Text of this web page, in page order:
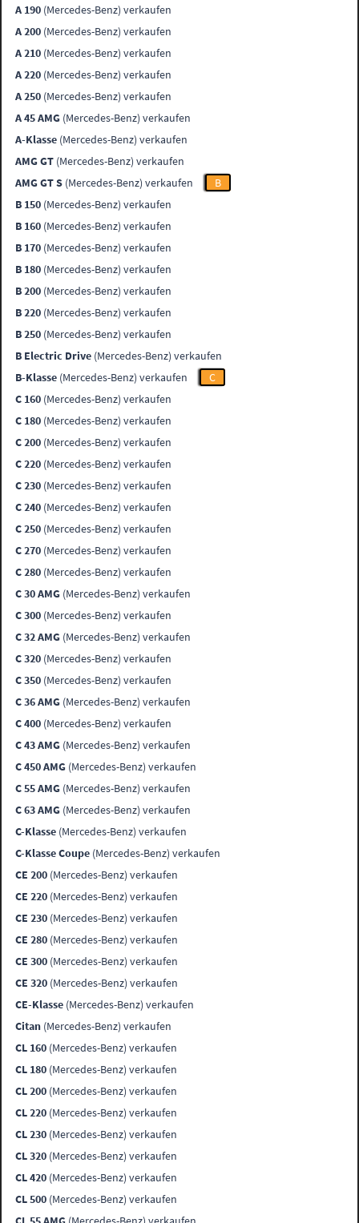
A 190 (Mercedes-Benz) verkaufen
A 200 (Mercedes-Benz) verkaufen
A 210 (Mercedes-Benz) verkaufen
A 220 (Mercedes-Benz) verkaufen
A 250 (Mercedes-Benz) verkaufen
A 45 AMG (Mercedes-Benz) verkaufen
A-Klasse (Mercedes-Benz) verkaufen
AMG GT (Mercedes-Benz) verkaufen
AMG GT S (Mercedes-Benz) verkaufen
B
B 150 (Mercedes-Benz) verkaufen
B 160 (Mercedes-Benz) verkaufen
B 170 (Mercedes-Benz) verkaufen
B 180 (Mercedes-Benz) verkaufen
B 200 (Mercedes-Benz) verkaufen
B 220 (Mercedes-Benz) verkaufen
B 250 (Mercedes-Benz) verkaufen
B Electric Drive (Mercedes-Benz) verkaufen
B-Klasse (Mercedes-Benz) verkaufen
C
C 160 (Mercedes-Benz) verkaufen
C 180 (Mercedes-Benz) verkaufen
C 200 (Mercedes-Benz) verkaufen
C 220 (Mercedes-Benz) verkaufen
C 230 (Mercedes-Benz) verkaufen
C 240 (Mercedes-Benz) verkaufen
C 250 (Mercedes-Benz) verkaufen
C 270 (Mercedes-Benz) verkaufen
C 280 (Mercedes-Benz) verkaufen
C 30 AMG (Mercedes-Benz) verkaufen
C 300 (Mercedes-Benz) verkaufen
C 32 AMG (Mercedes-Benz) verkaufen
C 320 (Mercedes-Benz) verkaufen
C 350 (Mercedes-Benz) verkaufen
C 36 AMG (Mercedes-Benz) verkaufen
C 400 (Mercedes-Benz) verkaufen
C 43 AMG (Mercedes-Benz) verkaufen
C 450 AMG (Mercedes-Benz) verkaufen
C 55 AMG (Mercedes-Benz) verkaufen
C 63 AMG (Mercedes-Benz) verkaufen
C-Klasse (Mercedes-Benz) verkaufen
C-Klasse Coupe (Mercedes-Benz) verkaufen
CE 200 (Mercedes-Benz) verkaufen
CE 220 (Mercedes-Benz) verkaufen
CE 230 (Mercedes-Benz) verkaufen
CE 280 (Mercedes-Benz) verkaufen
CE 300 (Mercedes-Benz) verkaufen
CE 320 (Mercedes-Benz) verkaufen
CE-Klasse (Mercedes-Benz) verkaufen
Citan (Mercedes-Benz) verkaufen
CL 160 (Mercedes-Benz) verkaufen
CL 180 (Mercedes-Benz) verkaufen
CL 200 (Mercedes-Benz) verkaufen
CL 220 (Mercedes-Benz) verkaufen
CL 230 (Mercedes-Benz) verkaufen
CL 320 (Mercedes-Benz) verkaufen
CL 420 (Mercedes-Benz) verkaufen
CL 500 (Mercedes-Benz) verkaufen